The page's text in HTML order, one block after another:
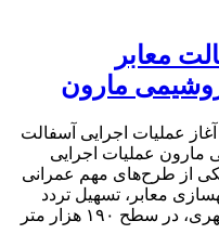
معابر
مارون
عملیات اجرایی آسفالت
مارون عملیات اجرایی
از طرح‌های مهم عمرانی
معابر، تسهیل تردد
شهروندان و ارتقای کیفیت خدمات شهری، در سطح ۱۹۰ هزار متر